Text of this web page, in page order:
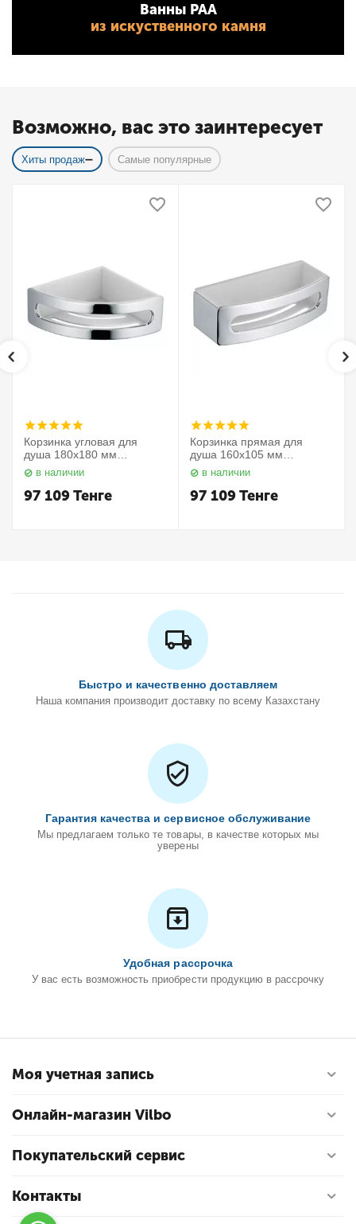
Ванны PAA
из искуственного камня
Возможно, вас это заинтересует
Хиты продаж Самые популярные
Корзинка угловая для
душа 180х180 мм
Elegance 11657010000
Keuco
в наличии
97 109Тенге
Корзинка прямая для
душа 160х105 мм
Elegance 11658010000
Keuco
в наличии
97 109Тенге
Быстро и качественно доставляем
Наша компания производит доставку по всему Казахстану
Гарантия качества и сервисное обслуживание
Мы предлагаем только те товары, в качестве которых мы
уверены
Удобная рассрочка
У вас есть возможность приобрести продукцию в рассрочку
Моя учетная запись
Онлайн-магазин Vilbo
Покупательский сервис
Контакты